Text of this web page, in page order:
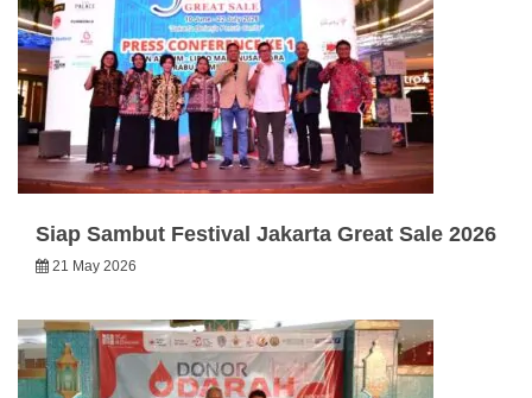
Siap Sambut Festival Jakarta Great Sale 2026
21 May 2026